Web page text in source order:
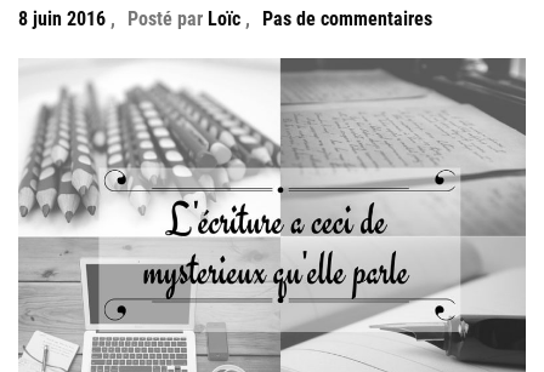
8 juin 2016 , Posté par Loïc , Pas de commentaires